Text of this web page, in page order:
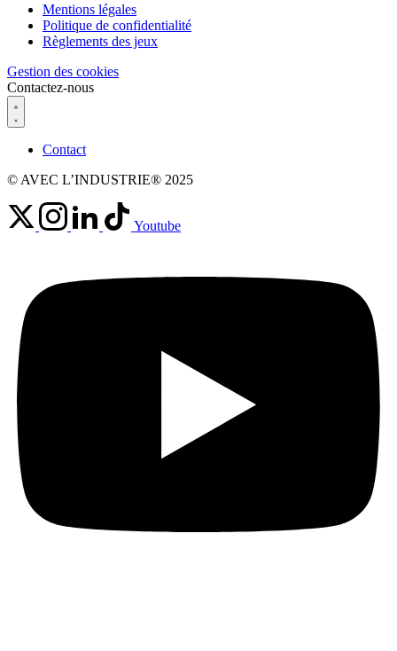
Mentions légales
Politique de confidentialité
Règlements des jeux
Gestion des cookies
Contactez-nous
Contact
© AVEC L’INDUSTRIE® 2025
Youtube